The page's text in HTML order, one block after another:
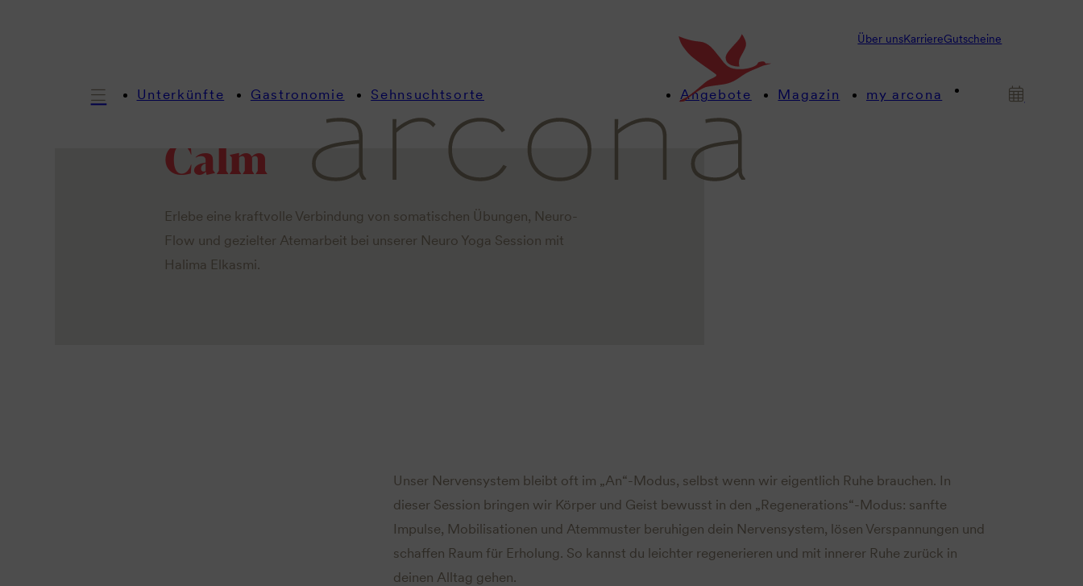
Über unsKarriereGutscheine
Unterkünfte Gastronomie Sehnsuchtsorte Angebote Magazin my arcona
Regeneration & Inner
Calm
Erlebe eine kraftvolle Verbindung von somatischen Übungen, Neuro-
Flow und gezielter Atemarbeit bei unserer Neuro Yoga Session mit
Halima Elkasmi.
Unser Nervensystem bleibt oft im „An“-Modus, selbst wenn wir eigentlich Ruhe brauchen. In
dieser Session bringen wir Körper und Geist bewusst in den „Regenerations“-Modus: sanfte
Impulse, Mobilisationen und Atemmuster beruhigen dein Nervensystem, lösen Verspannungen und
schaffen Raum für Erholung. So kannst du leichter regenerieren und mit innerer Ruhe zurück in
deinen Alltag gehen.